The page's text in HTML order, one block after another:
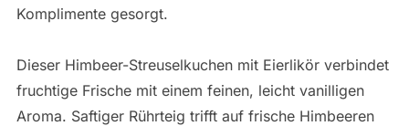
Komplimente gesorgt.
Dieser Himbeer-Streuselkuchen mit Eierlikör verbindet
fruchtige Frische mit einem feinen, leicht vanilligen
Aroma. Saftiger Rührteig trifft auf frische Himbeeren